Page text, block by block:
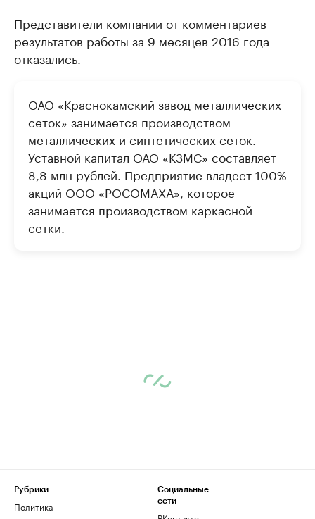
Представители компании от комментариев
результатов работы за 9 месяцев 2016 года
отказались.
ОАО «Краснокамский завод металлических
сеток» занимается производством
металлических и синтетических сеток.
Уставной капитал ОАО «КЗМС» составляет
8,8 млн рублей. Предприятие владеет 100%
акций ООО «РОСОМАХА», которое
занимается производством каркасной
сетки.
Рубрики
Политика
Социальные
сети